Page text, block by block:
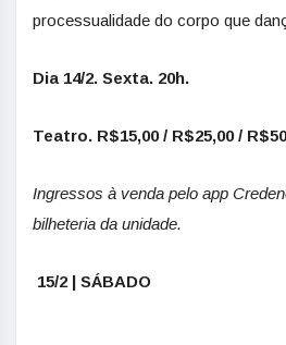
processualidade do corpo que
Dia 14/2. Sexta. 20h.
Teatro. R$15,00 / R$25,00 /
Ingressos à venda pelo app
bilheteria da unidade.
15/2 | SÁBADO